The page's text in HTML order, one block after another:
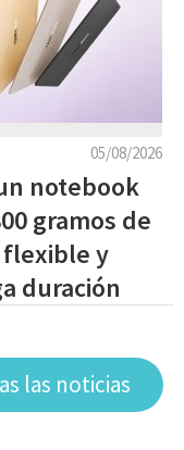
05/08/2026
notebook
gramos de
y
duración
las noticias